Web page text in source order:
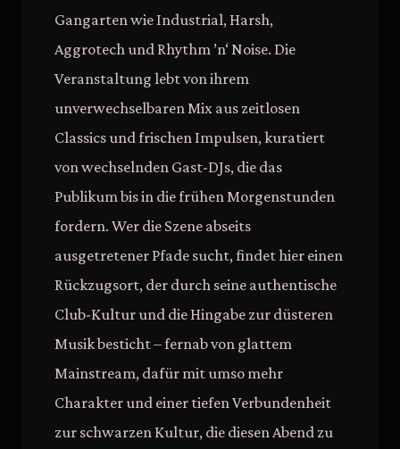
Gangarten wie Industrial, Harsh,
Aggrotech und Rhythm ’n‘ Noise. Die
Veranstaltung lebt von ihrem
unverwechselbaren Mix aus zeitlosen
Classics und frischen Impulsen, kuratiert
von wechselnden Gast-DJs, die das
Publikum bis in die frühen Morgenstunden
fordern. Wer die Szene abseits
ausgetretener Pfade sucht, findet hier einen
Rückzugsort, der durch seine authentische
Club-Kultur und die Hingabe zur düsteren
Musik besticht – fernab von glattem
Mainstream, dafür mit umso mehr
Charakter und einer tiefen Verbundenheit
zur schwarzen Kultur, die diesen Abend zu